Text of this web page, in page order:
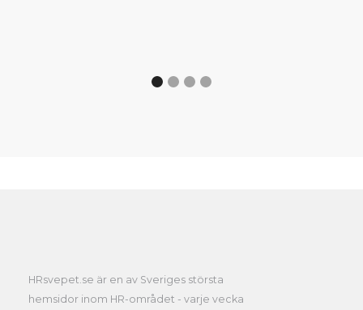
HRsvepet.se är en av Sveriges största
hemsidor inom HR-området - varje vecka